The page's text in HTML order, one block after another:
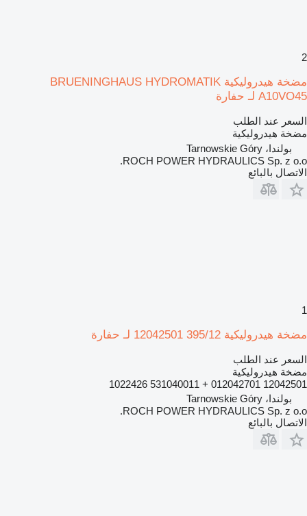
2
مضخة هيدروليكية BRUENINGHAUS HYDROMATIK
A10VO45 لـ حفارة
السعر عند الطلب
مضخة هيدروليكية
بولندا، Tarnowskie Góry
ROCH POWER HYDRAULICS Sp. z o.o.
الاتصال بالبائع
1
مضخة هيدروليكية 395/12 12042501 لـ حفارة
السعر عند الطلب
مضخة هيدروليكية
12042501 012042701 + 531040011 1022426
بولندا، Tarnowskie Góry
ROCH POWER HYDRAULICS Sp. z o.o.
الاتصال بالبائع